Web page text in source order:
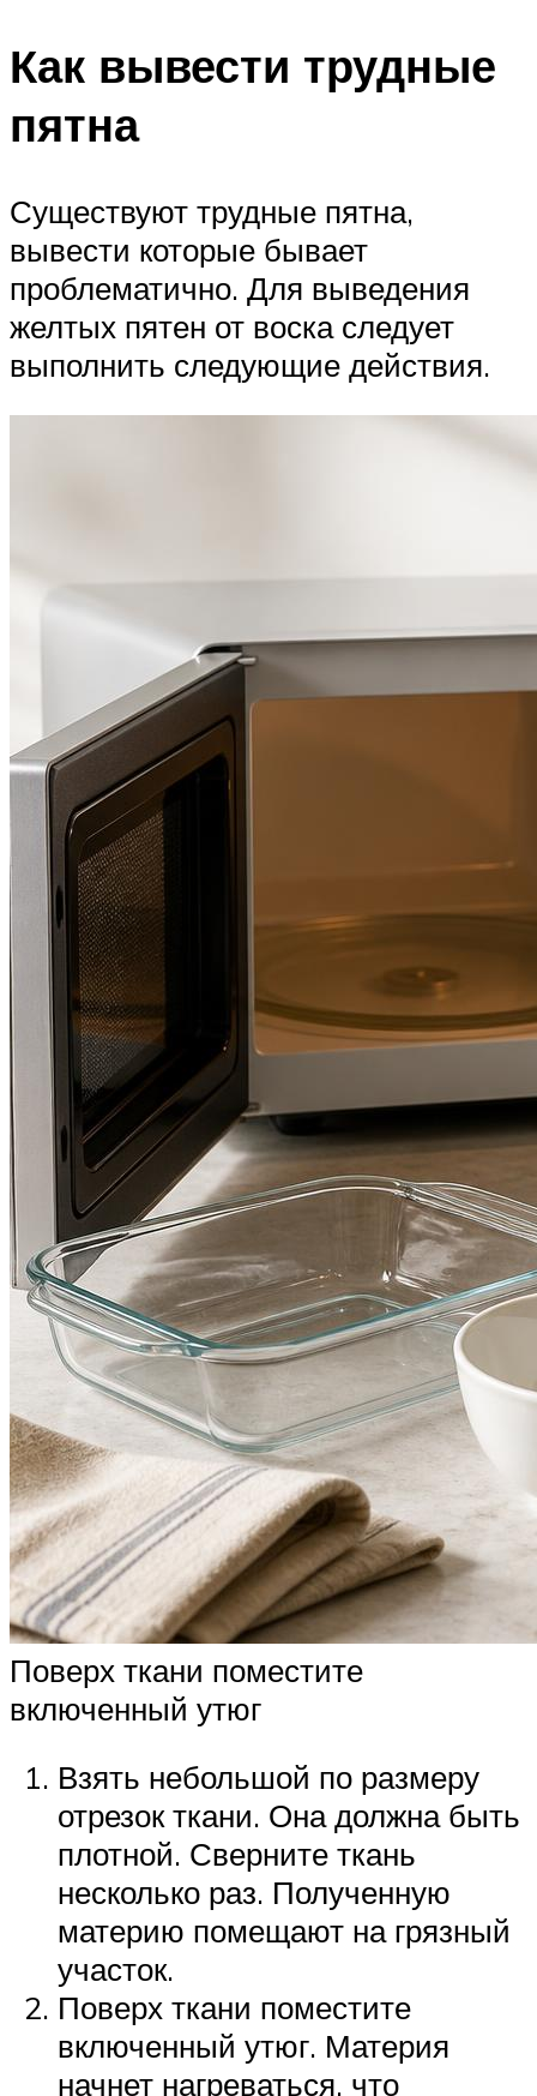
Как вывести трудные
пятна
Существуют трудные пятна,
вывести которые бывает
проблематично. Для выведения
желтых пятен от воска следует
выполнить следующие действия.
Поверх ткани поместите
включенный утюг
Взять небольшой по размеру
отрезок ткани. Она должна быть
плотной. Сверните ткань
несколько раз. Полученную
материю помещают на грязный
участок.
Поверх ткани поместите
включенный утюг. Материя
начнет нагреваться, что